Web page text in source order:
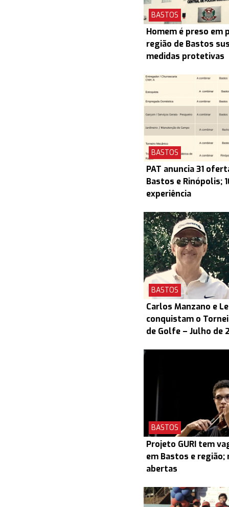
BASTOS
Homem é preso em
região de Bastos
medidas protetivas
BASTOS
PAT anuncia 31
Bastos e Rinópolis;
experiência
BASTOS
Carlos Manzano e
conquistam o
de Golfe – Julho de
BASTOS
Projeto GURI tem
em Bastos e
abertas